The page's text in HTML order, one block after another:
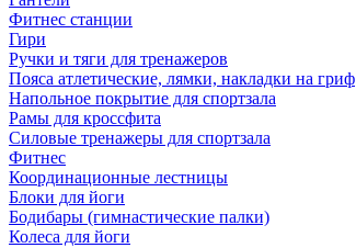
Фитнес станции
Гири
Ручки и тяги для тренажеров
Пояса атлетические, лямки, накладки на гриф
Напольное покрытие для спортзала
Рамы для кроссфита
Силовые тренажеры для спортзала
Фитнес
Координационные лестницы
Блоки для йоги
Бодибары (гимнастические палки)
Колеса для йоги